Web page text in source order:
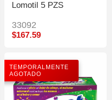
Lomotil 5 PZS
33092
$167.59
TEMPORALMENTE
AGOTADO